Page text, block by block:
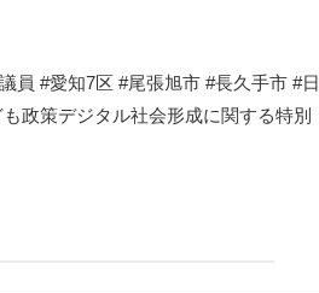
員 #愛知7区 #尾張旭市 #長久手市 #日
政策デジタル社会形成に関する特別